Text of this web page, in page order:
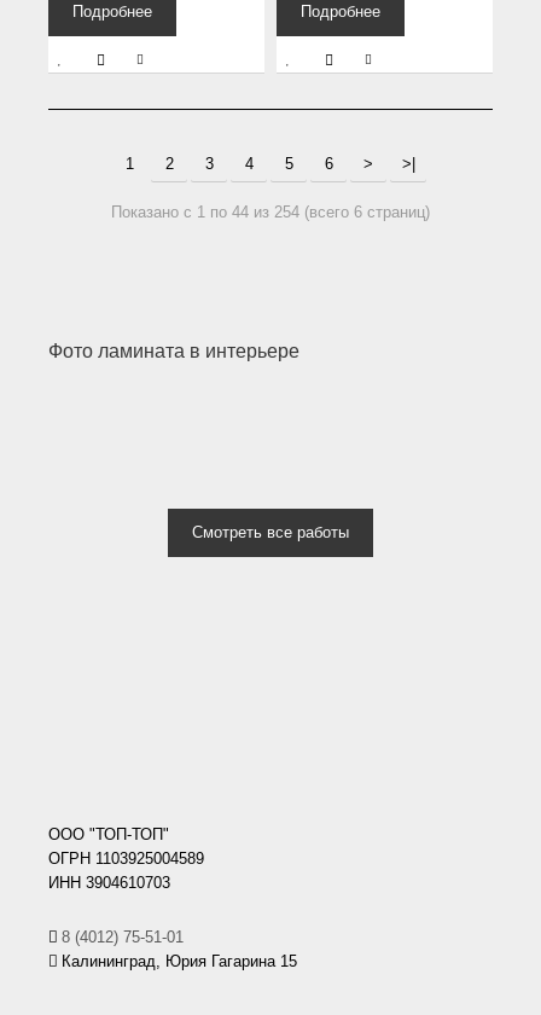
Подробнее Подробнее
1 2 3 4 5 6 > >|
Показано с 1 по 44 из 254 (всего 6 страниц)
Фото ламината в интерьере
Смотреть все работы
ООО "ТОП-ТОП"
ОГРН 1103925004589
ИНН 3904610703
8 (4012) 75-51-01
Калининград, Юрия Гагарина 15